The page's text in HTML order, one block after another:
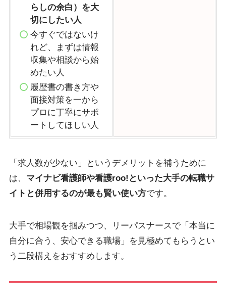
らしの余白）を大
切にしたい人
今すぐではないけ
れど、まずは情報
収集や相談から始
めたい人
履歴書の書き方や
面接対策を一から
プロに丁寧にサポ
ートしてほしい人
「求人数が少ない」というデメリットを補うために
は、 マイナビ看護師や看護roo!といった大手の転職サ
イトと併用するのが最も賢い使い方です。
大手で相場観を掴みつつ、リーパスナースで「本当に
自分に合う、安心できる職場」を見極めてもらうとい
う二段構えをおすすめします。